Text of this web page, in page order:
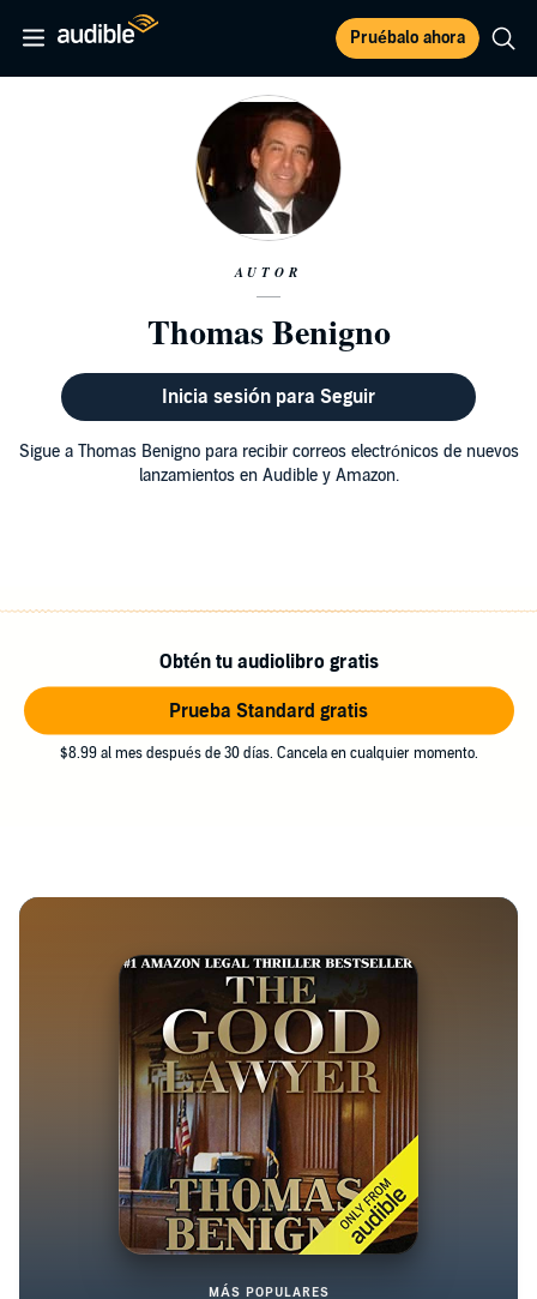
Pruébalo ahora
AUTOR
Thomas Benigno
Inicia sesión para Seguir
Sigue a Thomas Benigno para recibir correos electrónicos de nuevos
lanzamientos en Audible y Amazon.
Obtén tu audiolibro gratis
Prueba Standard gratis
$8.99 al mes después de 30 días. Cancela en cualquier momento.
MÁS POPULARES